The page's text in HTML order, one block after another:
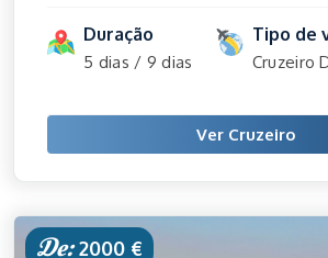
Duração
5 dias / 9 dias
Tipo de
Cruzeiro
Ver Cruzeiro
De:2000 €